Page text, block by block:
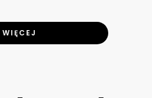
WIĘCEJ